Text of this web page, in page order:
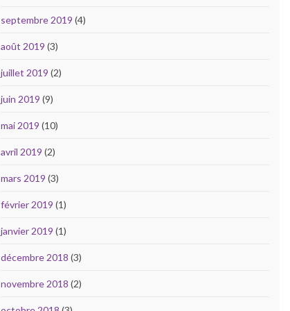
septembre 2019 (4)
août 2019 (3)
juillet 2019 (2)
juin 2019 (9)
mai 2019 (10)
avril 2019 (2)
mars 2019 (3)
février 2019 (1)
janvier 2019 (1)
décembre 2018 (3)
novembre 2018 (2)